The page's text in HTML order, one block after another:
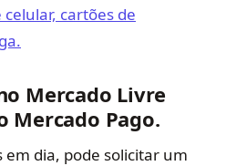
cartões de
Mercado Livre
Mercado Pago.
em dia, pode solicitar um